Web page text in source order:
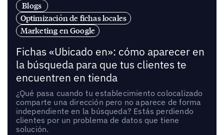
Blogs
Optimización de fichas locales
Marketing en Google
Fichas «Ubicado en»: cómo aparecer en
la búsqueda para que tus clientes te
encuentren en tienda
¿Qué pasa cuando tu establecimiento colocalizado
comparte una dirección pero no aparece de forma
independiente en la búsqueda? Estás perdiendo
clientes por un problema de datos que tiene
solución.